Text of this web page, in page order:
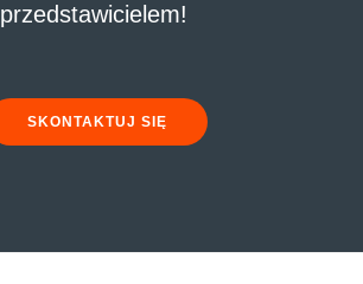
przedstawicielem!
SKONTAKTUJ SIĘ